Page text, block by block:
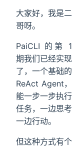
拓扑排序算法
03、规划器实现
规划提示词工程
解析 LLM 输出
重新规划
智能模式切换
06、运行测试
大家好，我是二
哥呀。
PaiCLI 的第 1
期我们已经实现
了，一个基础的
ReAct Agent，
能一步一步执行
任务，一边思考
一边行动。
但这种方式有个